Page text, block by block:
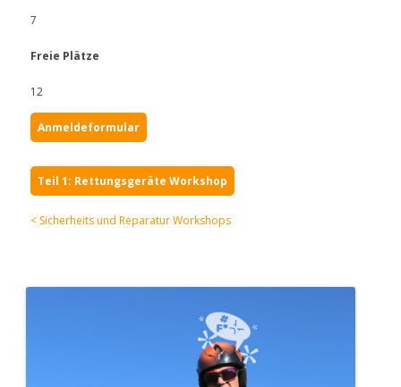
7
Freie Plätze
12
Anmeldeformular
Teil 1: Rettungsgeräte Workshop
< Sicherheits und Reparatur Workshops